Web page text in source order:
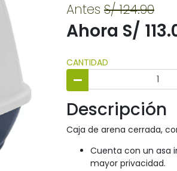
Antes S/ 124.90
Ahora S/
CANTIDAD
Descripción
Caja de arena cerrada,
Cuenta con un asa
mayor privacidad.